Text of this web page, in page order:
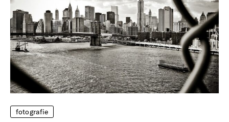
fotografie